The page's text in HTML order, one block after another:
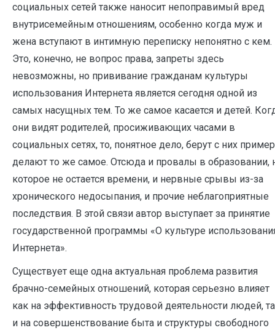
социальных сетей также наносит непоправимый вред
внутрисемейным отношениям, особенно когда муж и
жена вступают в интимную переписку непонятно с кем.
Это, конечно, не вопрос права, запреты здесь
невозможны, но прививание гражданам культуры
использования Интернета является сегодня одной из
самых насущных тем. То же самое касается и детей.
они видят родителей, просиживающих часами в
социальных сетях, то, понятное дело, берут с них
делают то же самое. Отсюда и провалы в образовании,
которое не остается времени, и нервные срывы из-за
хронического недосыпания, и прочие неблагоприятные
последствия. В этой связи автор выступает за принятие
государственной программы «О культуре
Интернета».
Существует еще одна актуальная проблема развития
брачно-семейных отношений, которая серьезно влияет
как на эффективность трудовой деятельности людей,
и на совершенствование быта и структуры свободного